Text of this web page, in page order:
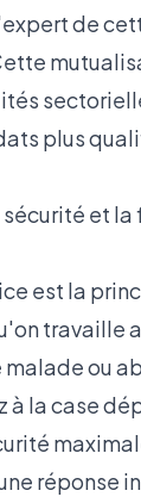
de
plus
et
est la
travaille
ou
à la case
réponse